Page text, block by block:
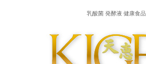
乳酸菌 発酵液 健康食品